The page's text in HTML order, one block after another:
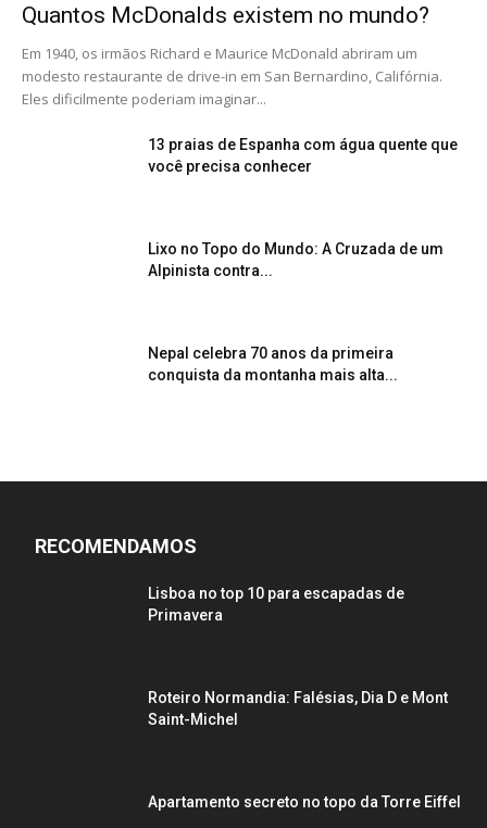
Quantos McDonalds existem no mundo?
Em 1940, os irmãos Richard e Maurice McDonald abriram um
modesto restaurante de drive-in em San Bernardino, Califórnia.
Eles dificilmente poderiam imaginar...
13 praias de Espanha com água quente que
você precisa conhecer
Lixo no Topo do Mundo: A Cruzada de um
Alpinista contra...
Nepal celebra 70 anos da primeira
conquista da montanha mais alta...
RECOMENDAMOS
Lisboa no top 10 para escapadas de
Primavera
Roteiro Normandia: Falésias, Dia D e Mont
Saint-Michel
Apartamento secreto no topo da Torre Eiffel